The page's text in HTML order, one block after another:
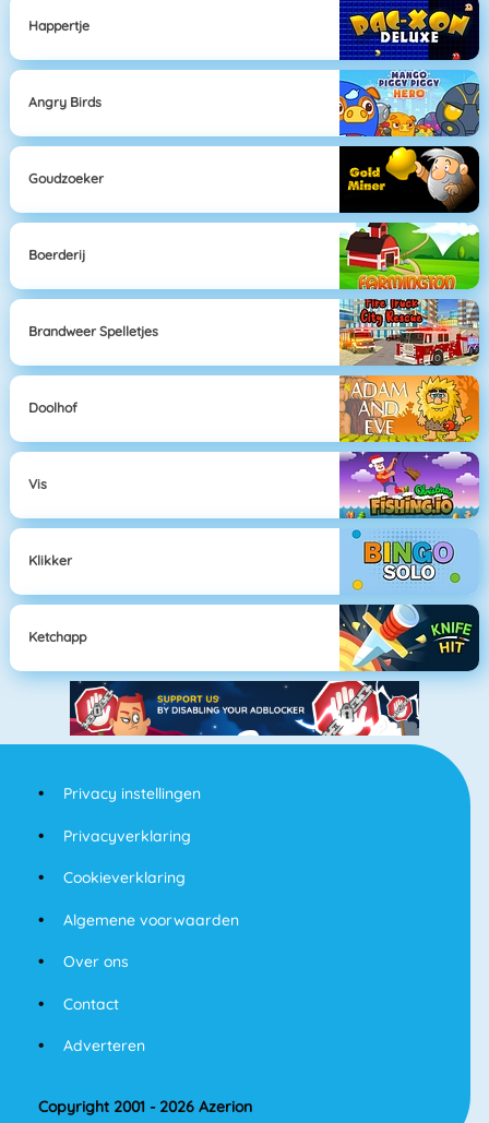
Happertje
Angry Birds
Goudzoeker
Boerderij
Brandweer Spelletjes
Doolhof
Vis
Klikker
Ketchapp
Privacy instellingen
Privacyverklaring
Cookieverklaring
Algemene voorwaarden
Over ons
Contact
Adverteren
Copyright 2001 - 2026 Azerion